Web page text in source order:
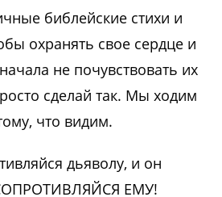
библейские стихи и
охранять свое сердце и
не почувствовать их
сделай так. Мы ходим
что видим.
дьяволу, и он
ЕМУ!